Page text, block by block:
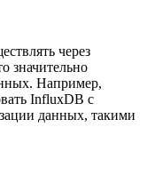
через
значительно
Например,
InfluxDB с
данных, такими